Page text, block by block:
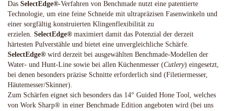
Das SelectEdge®-Verfahren von Benchmade nutzt eine patentierte
Technologie, um eine feine Schneide mit ultrapräzisen Fasenwinkeln und
einer sorgfältig konstruierten Klingenflexibilität zu
erzielen. SelectEdge® maximiert damit das Potenzial der derzeit
härtesten Pulverstähle und bietet eine unvergleichliche Schärfe.
SelectEdge® wird derzeit bei ausgewählten Benchmade-Modellen der
Water- und Hunt-Line sowie bei allen Küchenmesser (Cutlery) eingesetzt,
bei denen besonders präzise Schnitte erforderlich sind (Filetiermesser,
Häutemesser/Skinner).
Zum Schärfen eignet sich besonders das 14° Guided Hone Tool, welches
von Work Sharp® in einer Benchmade Edition angeboten wird (bei uns